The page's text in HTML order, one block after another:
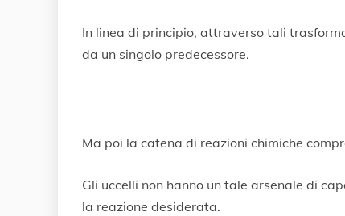
In linea di principio, attraverso tali
da un singolo predecessore.
Ma poi la catena di reazioni chimiche
Gli uccelli non hanno un tale arsenale di
la reazione desiderata.